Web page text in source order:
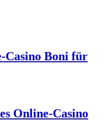
Casino Boni für
Online-Casino